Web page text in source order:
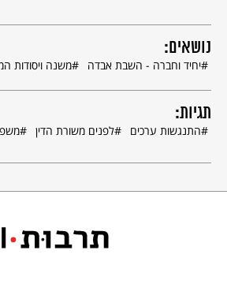
נושאים:
יחיד וחברה - השבת אבדה משנה ויסודות
תגיות:
התנגשות ערכים לפנים משורת הדין